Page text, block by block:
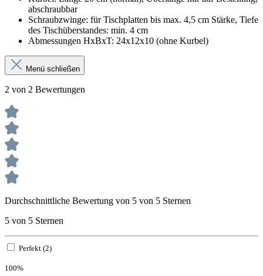
abschraubbar
Schraubzwinge: für Tischplatten bis max. 4,5 cm Stärke, Tiefe
des Tischüberstandes: min. 4 cm
Abmessungen HxBxT: 24x12x10 (ohne Kurbel)
Menü schließen
2 von 2 Bewertungen
Durchschnittliche Bewertung von 5 von 5 Sternen
5 von 5 Sternen
Perfekt (2)
100%